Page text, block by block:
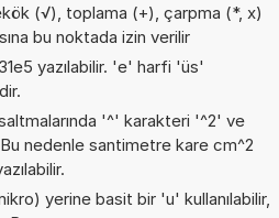
(√), toplama (+), çarpma (*, x)
bu noktada izin verilir
yazılabilir. 'e' harfi 'üs'
'^' karakteri '^2' ve
nedenle santimetre kare cm^2
yerine basit bir 'u' kullanılabilir,